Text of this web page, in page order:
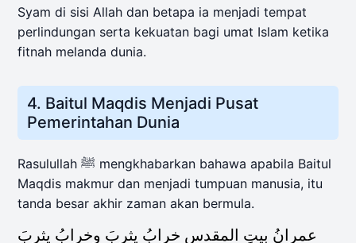
Syam di sisi Allah dan betapa ia menjadi tempat
perlindungan serta kekuatan bagi umat Islam ketika
fitnah melanda dunia.
4. Baitul Maqdis Menjadi Pusat
Pemerintahan Dunia
Rasulullah ﷺ mengkhabarkan bahawa apabila Baitul
Maqdis makmur dan menjadi tumpuan manusia, itu
tanda besar akhir zaman akan bermula.
عمرانُ بيتِ المقدسِ خرابُ يثربَ وخرابُ يثربَ